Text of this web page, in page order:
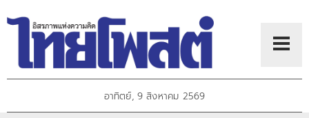
อาทิตย์, 9 สิงหาคม 2569